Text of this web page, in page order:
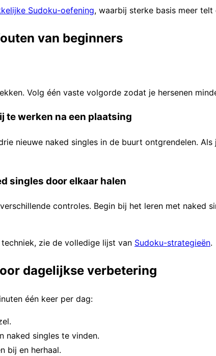
Sudoku-oefening, waarbij sterke basis meer
van beginners
Volg één vaste volgorde zodat je hersenen
te werken na een plaatsing
nieuwe naked singles in de buurt ontgrendelen.
singles door elkaar halen
controles. Begin bij het leren met naked
zie de volledige lijst van Sudoku-strategieën.
dagelijkse verbetering
één keer per dag:
naked singles te vinden.
bij en herhaal.